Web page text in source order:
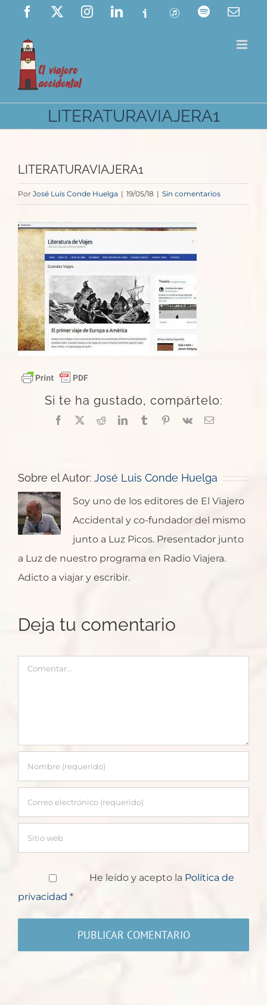
Saltar
contenido
Facebook InstagramLinkedIn
Ivoox ITunes Spotify
LITERATURAVIAJERA1
LITERATURAVIAJERA1
Por José Luis Conde Huelga | 19/05/18 | Sin comentarios
Si te ha gustado, compártelo:
Facebook
X RedditLinkedInTumblrPinterest
Vk
Correo
Sobre el Autor: José Luis Conde Huelga
Soy uno de los editores de El Viajero
Accidental y co-fundador del mismo
junto a Luz Picos. Presentador junto
a Luz de nuestro programa en Radio Viajera.
Adicto a viajar y escribir.
Deja tu comentario
Comentar
He leído y acepto la Política de
privacidad *